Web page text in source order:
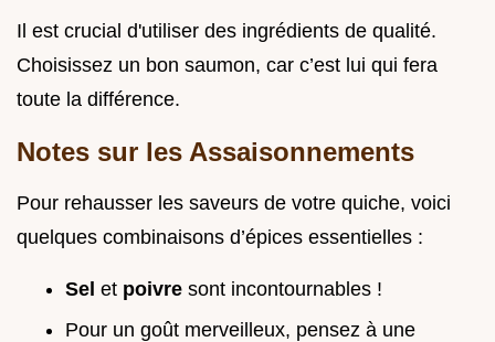
Il est crucial d'utiliser des ingrédients de qualité.
Choisissez un bon saumon, car c’est lui qui fera
toute la différence.
Notes sur les Assaisonnements
Pour rehausser les saveurs de votre quiche, voici
quelques combinaisons d’épices essentielles :
Sel et poivre sont incontournables !
Pour un goût merveilleux, pensez à une